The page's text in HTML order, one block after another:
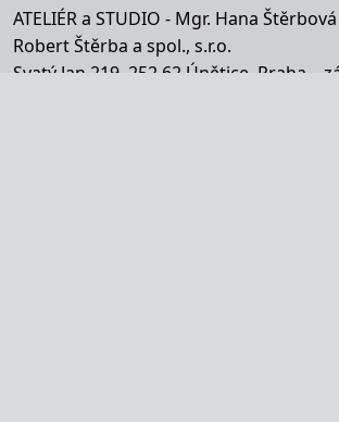
ATELIÉR a STUDIO - Mgr. Hana Štěrbová
Robert Štěrba a spol., s.r.o.
Svatý Jan 219, 252 62 Únětice, Praha –